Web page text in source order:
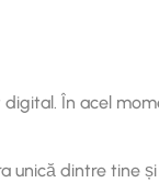
În acel
unică dintre tine